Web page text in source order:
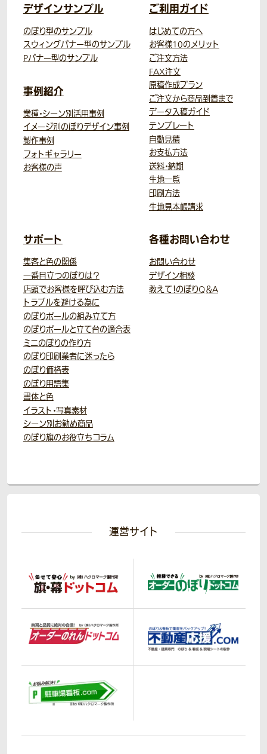
デザインサンプル
のぼり型のサンプル
スウィングバナー型のサンプル
Pバナー型のサンプル
事例紹介
業種・シーン別活用事例
イメージ別のぼりデザイン事例
製作事例
フォトギャラリー
お客様の声
ご利用ガイド
はじめての方へ
お客様10のメリット
ご注文方法
FAX注文
原稿作成プラン
ご注文から商品到着まで
データ入稿ガイド
テンプレート
自動見積
お支払方法
送料・納期
生地一覧
印刷方法
生地見本帳請求
サポート
集客と色の関係
一番目立つのぼりは？
店頭でお客様を呼び込む方法
トラブルを避ける為に
のぼりポールの組み立て方
のぼりポールと立て台の適合表
ミニのぼりの作り方
のぼり印刷業者に迷ったら
のぼり価格表
のぼり用語集
書体と色
イラスト・写真素材
シーン別お勧め商品
のぼり旗のお役立ちコラム
各種お問い合わせ
お問い合わせ
デザイン相談
教えて！のぼりQ＆A
運営サイト